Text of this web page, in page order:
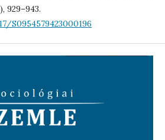
929–943.
S0954579423000196